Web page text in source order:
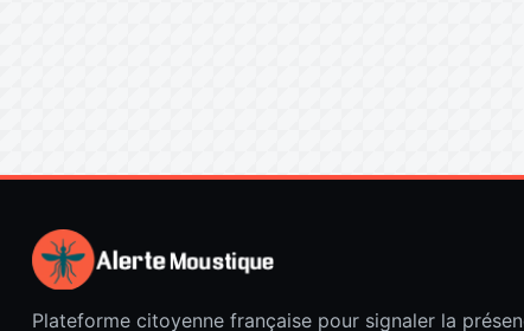
Plateforme citoyenne française pour signaler la